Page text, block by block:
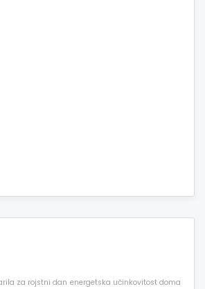
za rojstni dan energetska učinkovitost doma